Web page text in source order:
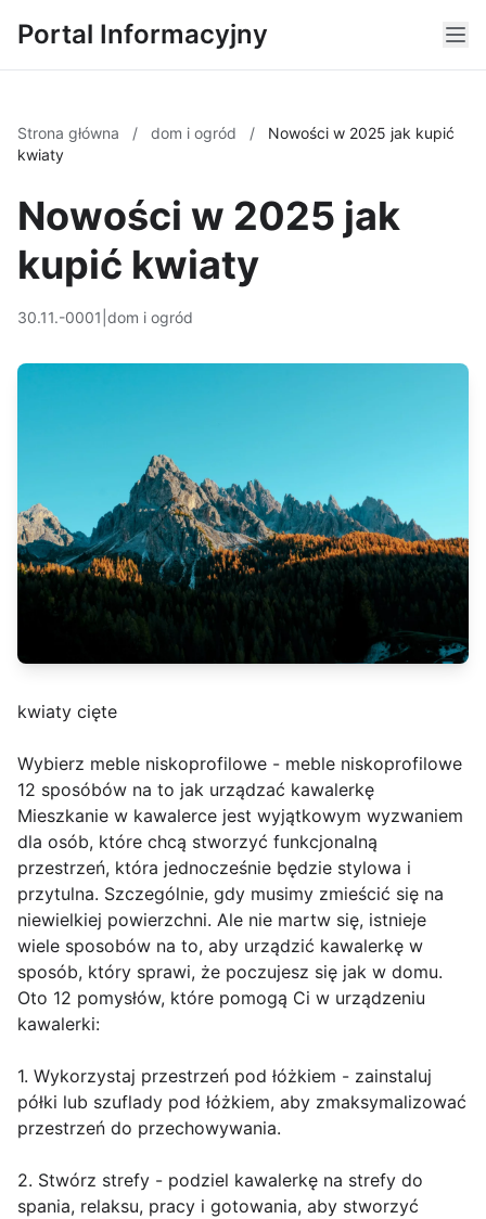
Portal Informacyjny
Strona główna / dom i ogród /
Nowości w 2025 jak kupić
kwiaty
Nowości w 2025 jak
kupić kwiaty
30.11.-0001 dom i ogród
kwiaty cięte
Wybierz meble niskoprofilowe - meble niskoprofilowe
12 sposóbów na to jak urządzać kawalerkę
Mieszkanie w kawalerce jest wyjątkowym wyzwaniem
dla osób, które chcą stworzyć funkcjonalną
przestrzeń, która jednocześnie będzie stylowa i
przytulna. Szczególnie, gdy musimy zmieścić się na
niewielkiej powierzchni. Ale nie martw się, istnieje
wiele sposobów na to, aby urządzić kawalerkę w
sposób, który sprawi, że poczujesz się jak w domu.
Oto 12 pomysłów, które pomogą Ci w urządzeniu
kawalerki:
1. Wykorzystaj przestrzeń pod łóżkiem - zainstaluj
półki lub szuflady pod łóżkiem, aby zmaksymalizować
przestrzeń do przechowywania.
2. Stwórz strefy - podziel kawalerkę na strefy do
spania, relaksu, pracy i gotowania, aby stworzyć